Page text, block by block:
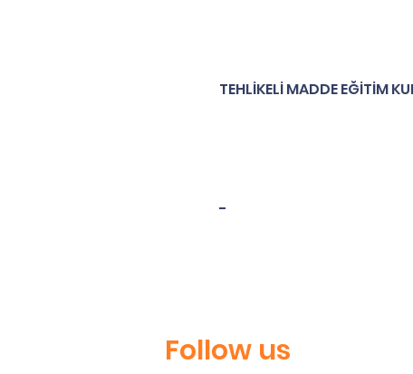
TEHLİKELİ MADDE EĞİTİM
-
Follow us